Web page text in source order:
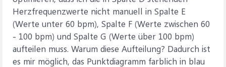
Herzfrequenzwerte nicht manuell in Spalte E
(Werte unter 60 bpm), Spalte F (Werte zwischen 60
- 100 bpm) und Spalte G (Werte über 100 bpm)
aufteilen muss. Warum diese Aufteilung? Dadurch ist
es mir möglich, das Punktdiagramm farblich in blau